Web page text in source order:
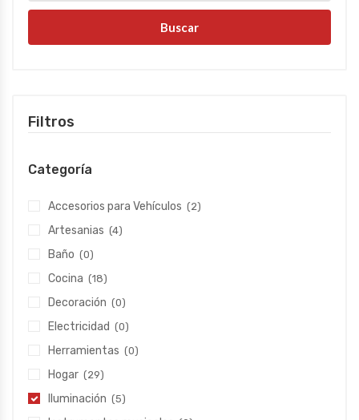
Buscar
Filtros
Categoría
Accesorios para Vehículos (2)
Artesanias (4)
Baño (0)
Cocina (18)
Decoración (0)
Electricidad (0)
Herramientas (0)
Hogar (29)
Iluminación (5)